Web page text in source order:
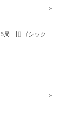
局 旧ゴシック